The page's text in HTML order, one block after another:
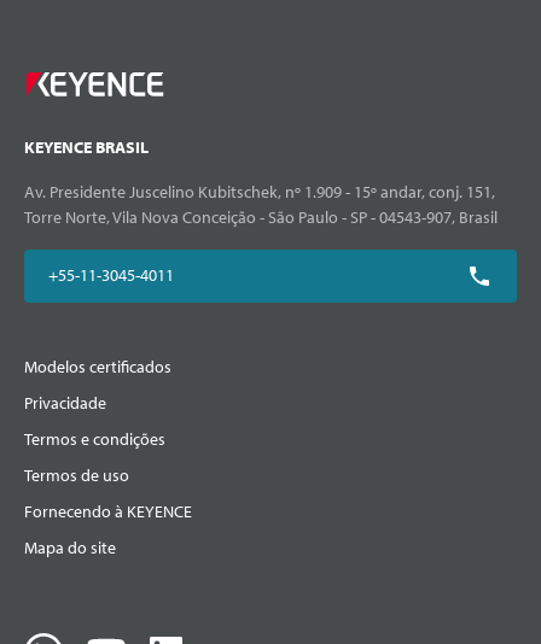
KEYENCE BRASIL
Av. Presidente Juscelino Kubitschek, nº 1.909 - 15º andar, conj. 151,
Torre Norte, Vila Nova Conceição - São Paulo - SP - 04543-907, Brasil
+55-11-3045-4011
Modelos certificados
Privacidade
Termos e condições
Termos de uso
Fornecendo à KEYENCE
Mapa do site